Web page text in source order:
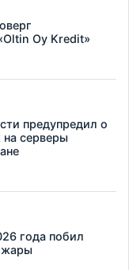
Oy Kredit»
предупредил о
на серверы
года побил
жары